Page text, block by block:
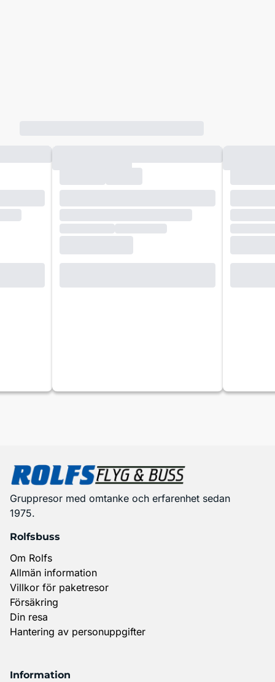
Gruppresor med omtanke och erfarenhet sedan
1975.
Rolfsbuss
Om Rolfs
Allmän information
Villkor för paketresor
Försäkring
Din resa
Hantering av personuppgifter
Information